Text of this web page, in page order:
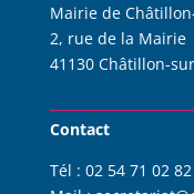
Mairie de
2, rue de la Mairie
41130 Châtillon-
Contact
Tél : 02 54 71 02 82